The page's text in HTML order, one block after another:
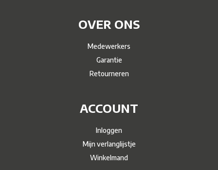
OVER ONS
Medewerkers
Garantie
Retourneren
ACCOUNT
Inloggen
Mijn verlanglijstje
Winkelmand